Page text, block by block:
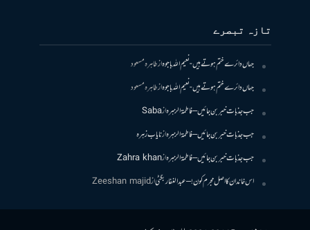
تازہ تبصرے
جہاں دائرے ختم ہوتے ہیں- نعیم اللہ باجوہازطاہرہ مسعود
جہاں دائرے ختم ہوتے ہیں- نعیم اللہ باجوہازطاہرہ مسعود
جب جذبات خبر بن جائیں – فاطمۃالزہرہازSaba
جب جذبات خبر بن جائیں – فاطمۃالزہرہازنایاب زہرہ
جب جذبات خبر بن جائیں – فاطمۃالزہرہازZahra khan
اس خاندان کا اصل مجرم کون! – عبدالغفار بگٹیازZeeshan majid